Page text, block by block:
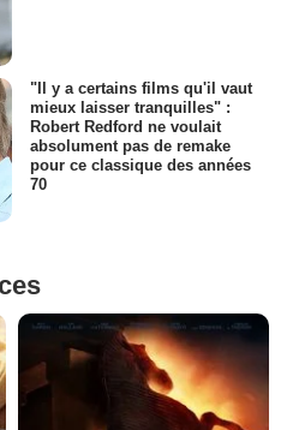
"Il y a certains films qu'il vaut
mieux laisser tranquilles" :
Robert Redford ne voulait
absolument pas de remake
pour ce classique des années
70